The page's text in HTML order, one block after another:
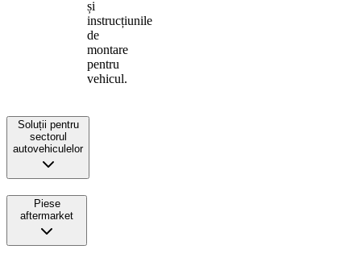
și
instrucțiunile
de
montare
pentru
vehicul.
Soluții pentru
sectorul
autovehiculelor
Piese
aftermarket